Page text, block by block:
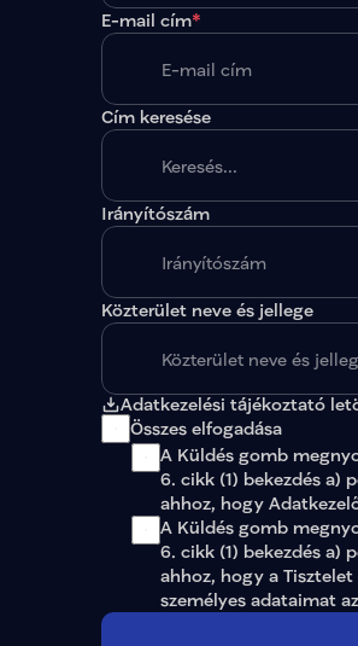
E-mail cím*
Cím keresése
Irányítószám
Közterület neve és jellege
Adatkezelési tájékoztató
Összes elfogadása
A Küldés gomb
6. cikk (1) bekezdés a)
ahhoz, hogy
A Küldés gomb
6. cikk (1) bekezdés a)
ahhoz, hogy a Tisztelet
személyes adataimat az